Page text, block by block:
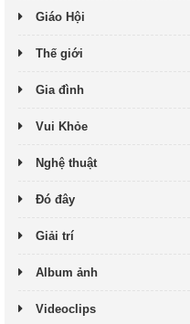
Giáo Hội
Thế giới
Gia đình
Vui Khỏe
Nghệ thuật
Đó đây
Giải trí
Album ảnh
Videoclips